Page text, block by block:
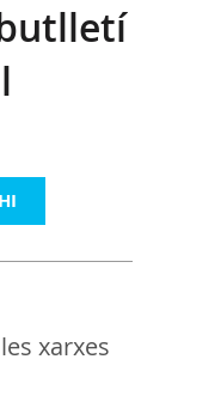
xarxes